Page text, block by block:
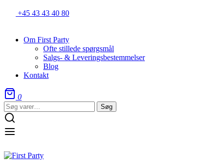
+45 43 43 40 80
Om First Party
Ofte stillede spørgsmål
Salgs- & Leveringsbestemmelser
Blog
Kontakt
0
Søg
efter:
Søg